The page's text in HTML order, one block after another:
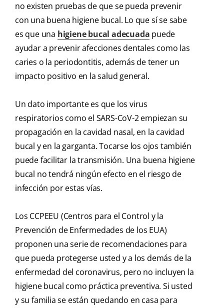
no existen pruebas de que se pueda prevenir
con una buena higiene bucal. Lo que sí se sabe
es que una higiene bucal adecuada puede
ayudar a prevenir afecciones dentales como las
caries o la periodontitis, además de tener un
impacto positivo en la salud general.
Un dato importante es que los virus
respiratorios como el SARS-CoV-2 empiezan su
propagación en la cavidad nasal, en la cavidad
bucal y en la garganta. Tocarse los ojos también
puede facilitar la transmisión. Una buena higiene
bucal no tendrá ningún efecto en el riesgo de
infección por estas vías.
Los CCPEEU (Centros para el Control y la
Prevención de Enfermedades de los EUA)
proponen una serie de recomendaciones para
que pueda protegerse usted y a los demás de la
enfermedad del coronavirus, pero no incluyen la
higiene bucal como práctica preventiva. Si usted
y su familia se están quedando en casa para